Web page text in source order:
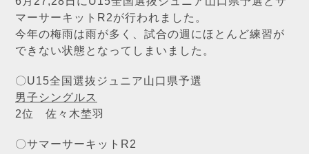
マーサーキットR2が行われました。
今年の梅雨は雨が多く、試合の週にほとんど練習が
できない状態となってしまいました。
〇U15全国選抜ジュニア山口県予選
男子シングルス
2位 佐々木埜羽
〇サマーサーキットR2